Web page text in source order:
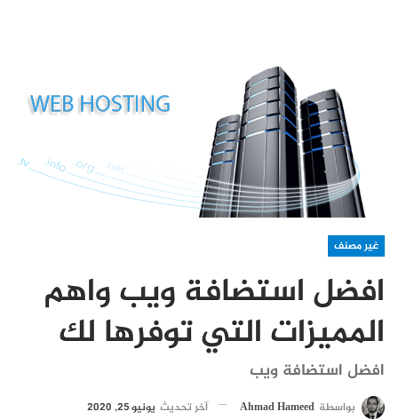
غير مصنف
افضل استضافة ويب واهم
المميزات التي توفرها لك
افضل استضافة ويب
بواسطة Ahmad Hameed آخر تحديث يونيو 25, 2020